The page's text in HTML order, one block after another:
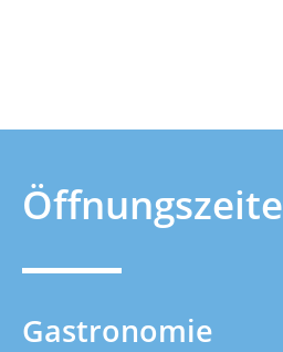
Gastronomie